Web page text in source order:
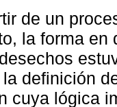
de un
la forma
definición
cuya lógica